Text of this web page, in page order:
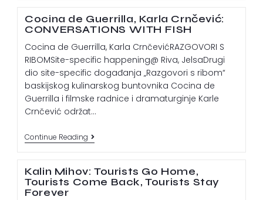
Cocina de Guerrilla, Karla Crnčević:
CONVERSATIONS WITH FISH
Cocina de Guerrilla, Karla CrnčevićRAZGOVORI S
RIBOMSite-specific happening@ Riva, JelsaDrugi
dio site-specific događanja „Razgovori s ribom“
baskijskog kulinarskog buntovnika Cocina de
Guerrilla i filmske radnice i dramaturginje Karle
Crnčević održat…
Continue Reading
Kalin Mihov: Tourists Go Home,
Tourists Come Back, Tourists Stay
Forever